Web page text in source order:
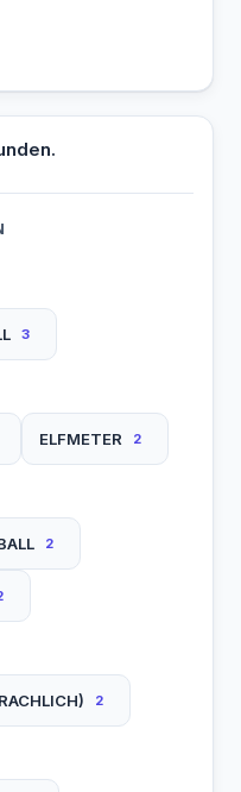
3
ELFMETER 2
2
2